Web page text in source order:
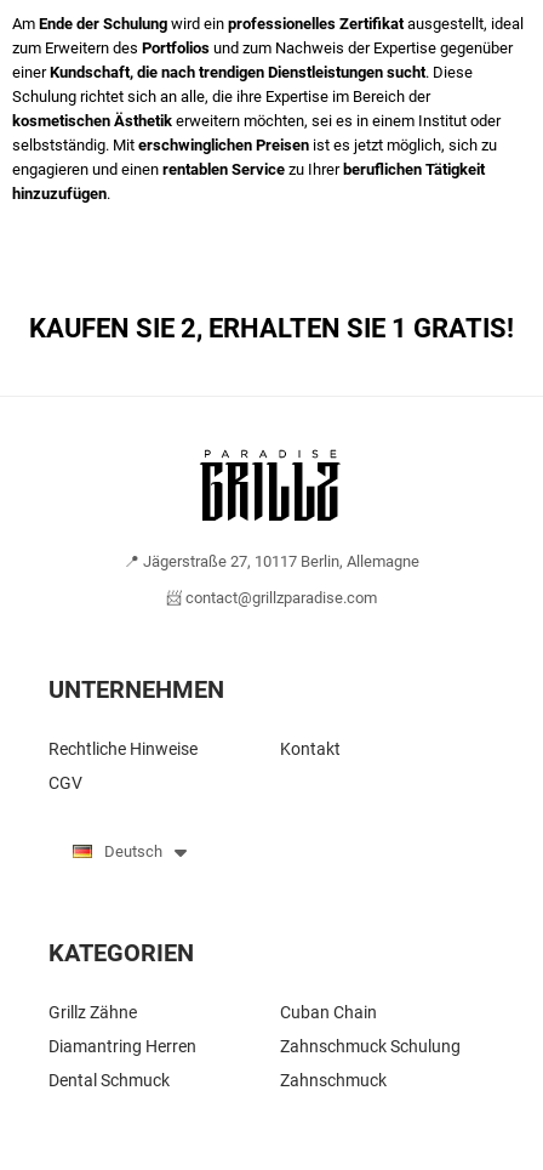
Am Ende der Schulung wird ein professionelles Zertifikat ausgestellt, ideal
zum Erweitern des Portfolios und zum Nachweis der Expertise gegenüber
einerKundschaft, die nach trendigen Dienstleistungen sucht. Diese
Schulung richtet sich an alle, die ihre Expertise im Bereich der
kosmetischen Ästhetik erweitern möchten, sei es in einem Institut oder
selbstständig. Mit erschwinglichen Preisen ist es jetzt möglich, sich zu
engagieren und einen rentablen Service zu Ihrerberuflichen Tätigkeit
hinzuzufügen.
KAUFEN SIE 2, ERHALTEN SIE 1 GRATIS!
📍 Jägerstraße 27, 10117 Berlin, Allemagne
📨 contact@grillzparadise.com
UNTERNEHMEN
Rechtliche Hinweise
CGV
Kontakt
Deutsch
KATEGORIEN
Grillz Zähne
Diamantring Herren
Dental Schmuck
Cuban Chain
Zahnschmuck Schulung
Zahnschmuck